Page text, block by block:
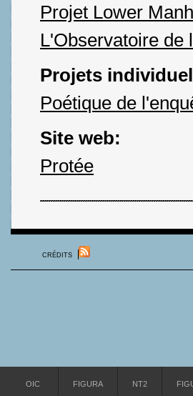
Projet Lower
L'Observatoire de
Projets
Poétique de
Site web:
Protée
CRÉDITS
OIC FIGURA NT2